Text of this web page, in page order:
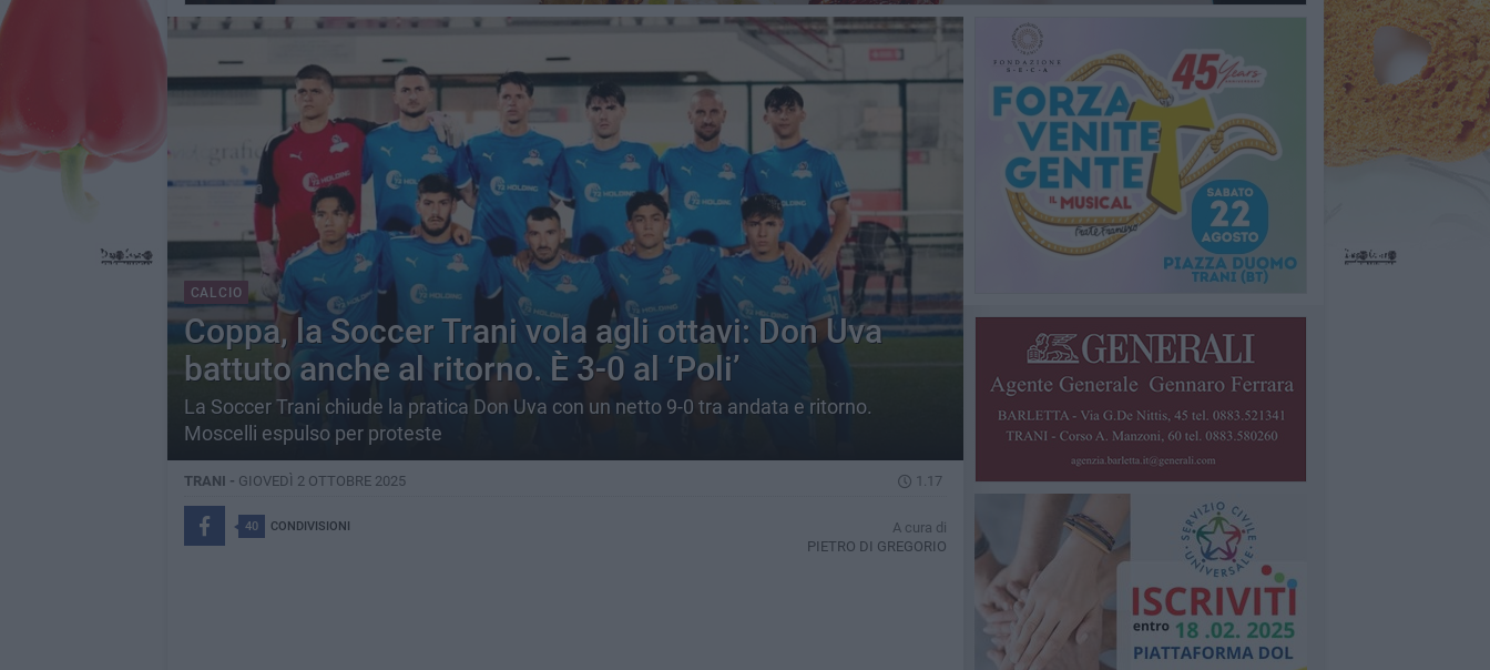
CALCIO
Coppa, la Soccer Trani vola agli ottavi: Don Uva
battuto anche al ritorno. È 3-0 al ‘Poli’
La Soccer Trani chiude la pratica Don Uva con un netto 9-0 tra andata e ritorno.
Moscelli espulso per proteste
TRANI - GIOVEDÌ 2 OTTOBRE 2025 1.17
40 CONDIVISIONI
A cura di
PIETRO DI GREGORIO